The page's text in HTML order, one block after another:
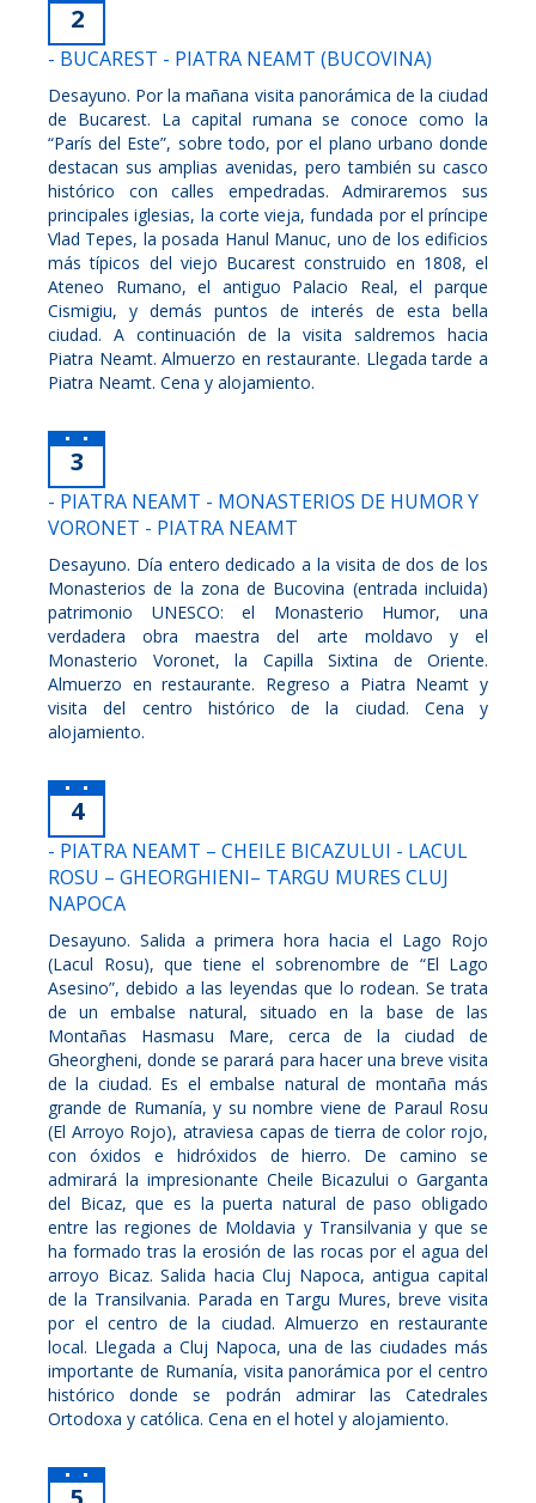
2
- BUCAREST - PIATRA NEAMT (BUCOVINA)
Desayuno. Por la mañana visita panorámica de la ciudad
de Bucarest. La capital rumana se conoce como la
“París del Este”, sobre todo, por el plano urbano donde
destacan sus amplias avenidas, pero también su casco
histórico con calles empedradas. Admiraremos sus
principales iglesias, la corte vieja, fundada por el príncipe
Vlad Tepes, la posada Hanul Manuc, uno de los edificios
más típicos del viejo Bucarest construido en 1808, el
Ateneo Rumano, el antiguo Palacio Real, el parque
Cismigiu, y demás puntos de interés de esta bella
ciudad. A continuación de la visita saldremos hacia
Piatra Neamt. Almuerzo en restaurante. Llegada tarde a
Piatra Neamt. Cena y alojamiento.
3
- PIATRA NEAMT - MONASTERIOS DE HUMOR Y
VORONET - PIATRA NEAMT
Desayuno. Día entero dedicado a la visita de dos de los
Monasterios de la zona de Bucovina (entrada incluida)
patrimonio UNESCO: el Monasterio Humor, una
verdadera obra maestra del arte moldavo y el
Monasterio Voronet, la Capilla Sixtina de Oriente.
Almuerzo en restaurante. Regreso a Piatra Neamt y
visita del centro histórico de la ciudad. Cena y
alojamiento.
4
- PIATRA NEAMT – CHEILE BICAZULUI - LACUL
ROSU – GHEORGHIENI– TARGU MURES CLUJ
NAPOCA
Desayuno. Salida a primera hora hacia el Lago Rojo
(Lacul Rosu), que tiene el sobrenombre de “El Lago
Asesino”, debido a las leyendas que lo rodean. Se trata
de un embalse natural, situado en la base de las
Montañas Hasmasu Mare, cerca de la ciudad de
Gheorgheni, donde se parará para hacer una breve visita
de la ciudad. Es el embalse natural de montaña más
grande de Rumanía, y su nombre viene de Paraul Rosu
(El Arroyo Rojo), atraviesa capas de tierra de color rojo,
con óxidos e hidróxidos de hierro. De camino se
admirará la impresionante Cheile Bicazului o Garganta
del Bicaz, que es la puerta natural de paso obligado
entre las regiones de Moldavia y Transilvania y que se
ha formado tras la erosión de las rocas por el agua del
arroyo Bicaz. Salida hacia Cluj Napoca, antigua capital
de la Transilvania. Parada en Targu Mures, breve visita
por el centro de la ciudad. Almuerzo en restaurante
local. Llegada a Cluj Napoca, una de las ciudades más
importante de Rumanía, visita panorámica por el centro
histórico donde se podrán admirar las Catedrales
Ortodoxa y católica. Cena en el hotel y alojamiento.